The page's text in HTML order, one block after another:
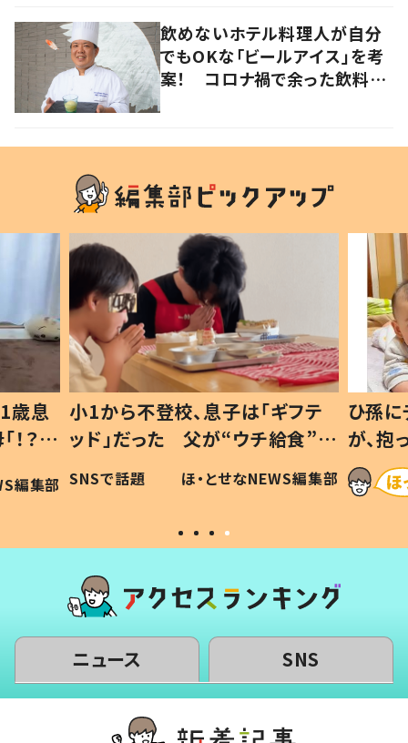
飲めないホテル料理人が自分
でもOKな「ビールアイス」を考
案！ コロナ禍で余った飲料を
歳息
？」
編集部
小1から不登校、息子は「ギフテ
ッド」だった 父が“ウチ給食”を
作り続ける理由とは #令和の親
#令和の子
SNSで話題 ほ・とせなNEWS編集部
ひ孫
が、
「涙が
い」
ニュース SNS